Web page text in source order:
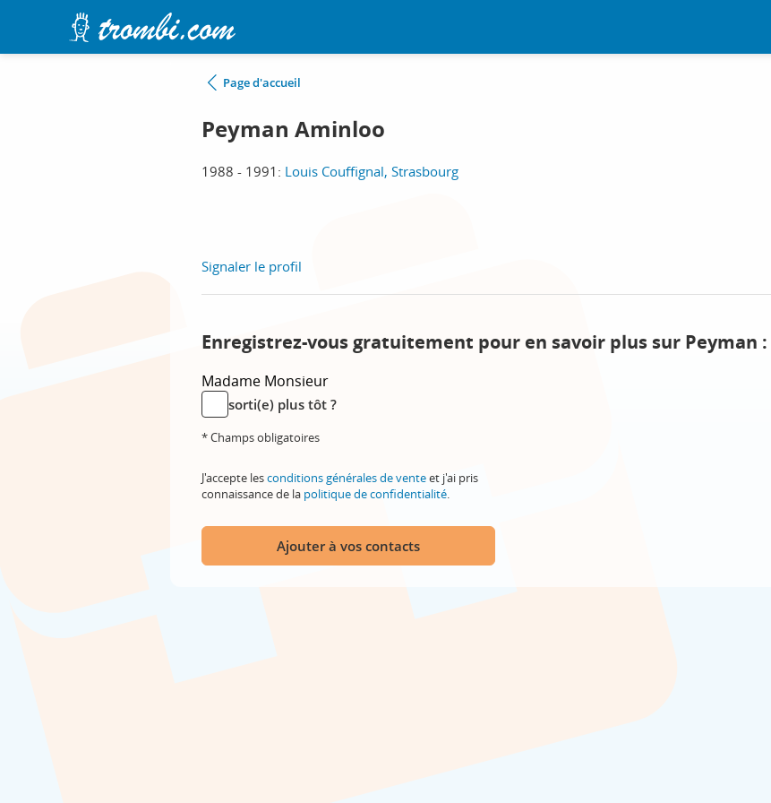
Page d'accueil
Peyman Aminloo
1988 - 1991: Louis Couffignal, Strasbourg
Signaler le profil
Enregistrez-vous gratuitement pour en savoir plus sur Peyman :
Madame Monsieur
sorti(e) plus tôt ?
* Champs obligatoires
J'accepte lesconditions générales de venteet j'ai pris
connaissance de la politique de confidentialité.
Ajouter à vos contacts